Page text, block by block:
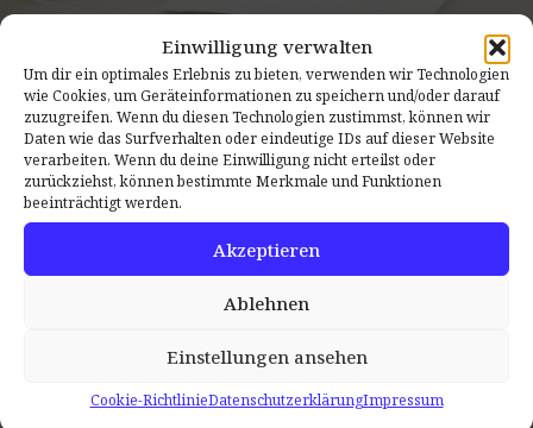
Einwilligung verwalten
Um dir ein optimales Erlebnis zu bieten, verwenden wir Technologien
wie Cookies, um Geräteinformationen zu speichern und/oder darauf
zuzugreifen. Wenn du diesen Technologien zustimmst, können wir
Daten wie das Surfverhalten oder eindeutige IDs auf dieser Website
verarbeiten. Wenn du deine Einwilligung nicht erteilst oder
zurückziehst, können bestimmte Merkmale und Funktionen
beeinträchtigt werden.
Akzeptieren
Ablehnen
Einstellungen ansehen
Cookie-RichtlinieDatenschutzerklärungImpressum
© Copyright 2026DevOrg Institut